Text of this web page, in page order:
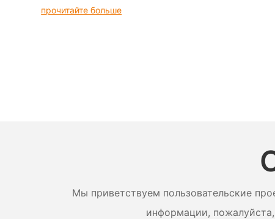
прочитайте больше
Мы приветствуем пользовательские
информации,